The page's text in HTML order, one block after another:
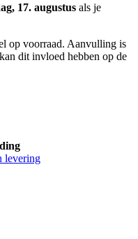
17. augustus als je
op voorraad. Aanvulling is
dit invloed hebben op de
levering